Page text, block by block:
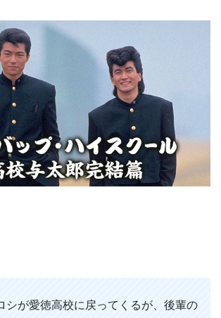
シが愛徳高校に戻ってくるが、後輩の